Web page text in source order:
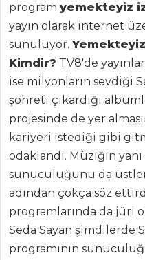
Patlıcan Silkme
Afilli Kabak
Etli Bezelye
Sebze Yemekleri
Tüm Tarifleri
İÇECEKLER
Demirhindi
Şerbeti
Zerdeçallı Ayran
Safran Şerbeti
program yemekteyiz
yayın olarak internet
sunuluyor.
Kimdir? TV8'de
ise milyonların sevdiği
şöhreti çıkardığı
projesinde de yer
kariyeri istediği gibi
odaklandı. Müziğin yanı
sunuculuğunu da
adından çokça söz
programlarında da jüri
Seda Sayan şimdilerde
programının